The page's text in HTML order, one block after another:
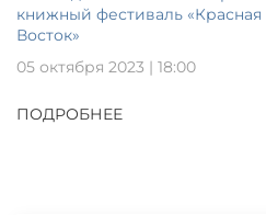
книжный фестиваль
Восток»
05 октября 2023 | 18:00
ПОДРОБНЕЕ